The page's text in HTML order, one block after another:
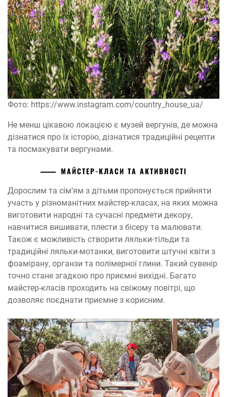
Фото: https://www.instagram.com/country_house_ua/
Не менш цікавою локацією є музей вергунів, де можна
дізнатися про їх історію, дізнатися традиційні рецепти
та посмакувати вергунами.
МАЙСТЕР-КЛАСИ ТА АКТИВНОСТІ
Дорослим та сім‘ям з дітьми пропонується прийняти
участь у різноманітних майстер-класах, на яких можна
виготовити народні та сучасні предмети декору,
навчитися вишивати, плести з бісеру та малювати.
Також є можливість створити ляльки-тільди та
традиційні ляльки-мотанки, виготовити штучні квіти з
фоамірану, органзи та полімерної глини. Такий сувенір
точно стане згадкою про приємні вихідні. Багато
майстер-класів проходить на свіжому повітрі, що
дозволяє поєднати приємне з корисним.